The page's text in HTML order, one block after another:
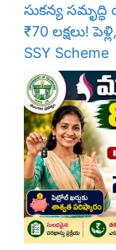
సుకన్య
₹70 లక్షలు!
SSY Scheme